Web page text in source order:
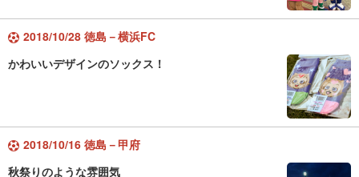
2018/10/28 徳島－横浜FC
かわいいデザインのソックス！
2018/10/16 徳島－甲府
秋祭りのような雰囲気